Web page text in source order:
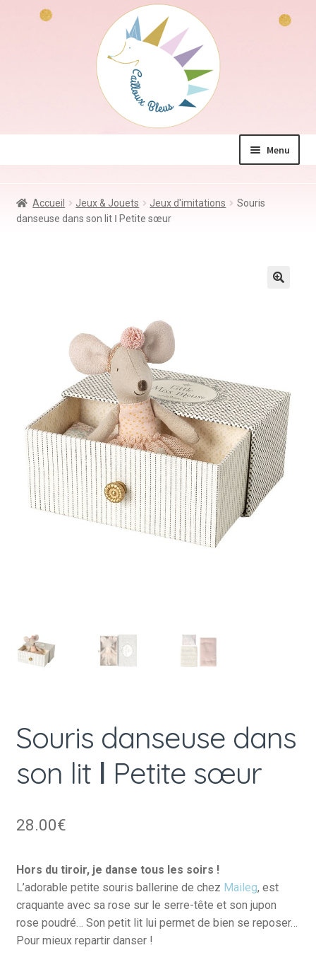
Menu
Jeux & Jouets
Accueil Jeux & Jouets Jeux d'imitations
Souris
danseuse dans son lit Ⅰ Petite sœur
Souris danseuse dans
son lit Ⅰ Petite sœur
28.00€
Hors du tiroir, je danse tous les soirs !
L’adorable petite souris ballerine de chez Maileg, est
craquante avec sa rose sur le serre-tête et son jupon
rose poudré… Son petit lit lui permet de bien se reposer…
Pour mieux repartir danser !